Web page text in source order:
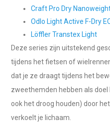
Craft Pro Dry
Odlo Light Active F-Dry
Löffler Transtex Light
Deze series zijn uitstekend
tijdens het fietsen of
dat je ze draagt tijdens het
zweethemden hebben als
ook het droog houden) door
verkoelt je lichaam.